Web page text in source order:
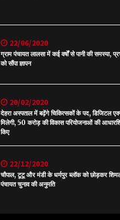
22/06/2020
ग्राम पंचायत लालसा में कई वर्षों से पानी की समस्या,
को सौंपा ज्ञापन
20/02/2020
देहरा अस्पताल में बढ़ेंगे चिकित्सकों के पद, डिजिटल
मिलेगी, 50 करोड़ की विकास परियोजनाओं की
किए
22/12/2020
चौपाल, टूटू और मंडी के धर्मपुर ब्लॉक को छोड़कर
पंचायत चुनाव की अनुमति